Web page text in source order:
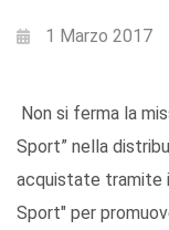
1 Marzo 2017
Non si ferma la
Sport” nella
acquistate tramite
Sport" per